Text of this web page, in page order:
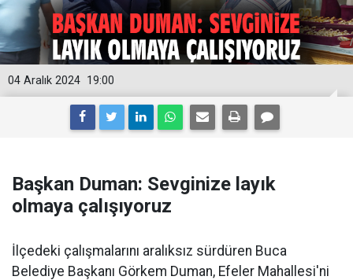
19:00
04 Aralık 2024
Başkan Duman: Sevginize layık
olmaya çalışıyoruz
İlçedeki çalışmalarını aralıksız sürdüren Buca
Belediye Başkanı Görkem Duman, Efeler Mahallesi'ni